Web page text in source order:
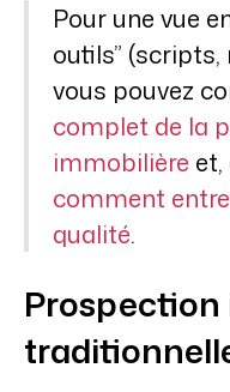
Pour une vue
outils”
vous pouvez
complet de la
immobilière
comment
qualité.